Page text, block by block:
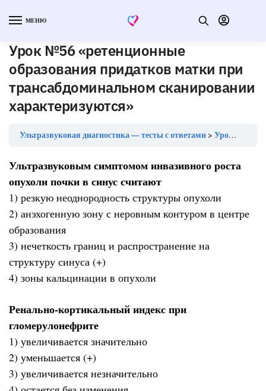
МЕНЮ
Урок №56 «ретенционные
образования придатков матки при
трансабдоминальном сканировании
характеризуются»
Ультразвуковая диагностика — тесты с ответами Урок №56 «ретенционные образования придатков матки при трансабдоминальном сканировании характеризуются»
Ультразвуковым симптомом инвазивного роста
опухоли почки в синус считают
1) резкую неоднородность структуры опухоли
2) анэхогенную зону с неровным контуром в центре
образования
3) нечеткость границ и распространение на
структуру синуса (+)
4) зоны кальцинации в опухоли
Ренально-кортикальный индекс при
гломерулонефрите
1) увеличивается значительно
2) уменьшается (+)
3) увеличивается незначительно